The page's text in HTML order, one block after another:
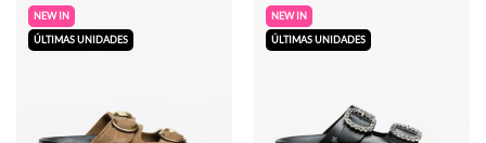
NEW IN
ÚLTIMAS UNIDADES
NEW IN
ÚLTIMAS UNIDADES